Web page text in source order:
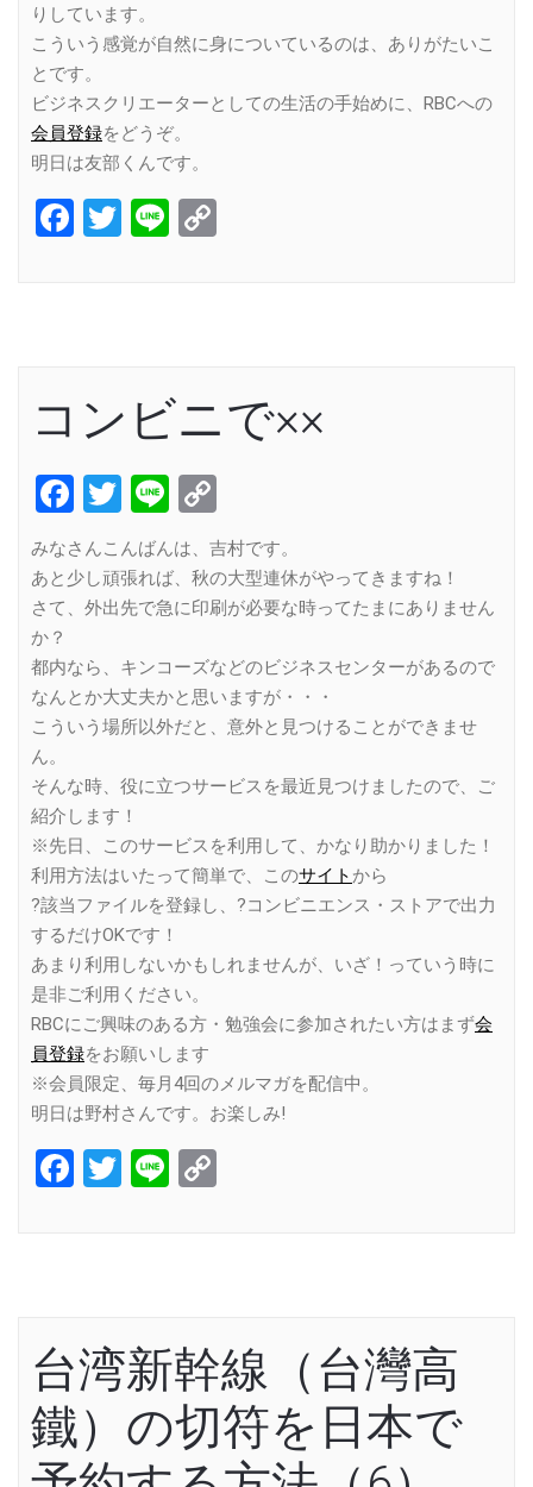
りしています。
こういう感覚が自然に身についているのは、ありがたいこ
とです。
ビジネスクリエーターとしての生活の手始めに、RBCへの
会員登録をどうぞ。
明日は友部くんです。
Facebook
Twitter
Line
コンビニで××
Facebook
Twitter
Line
Link
みなさんこんばんは、吉村です。
あと少し頑張れば、秋の大型連休がやってきますね！
さて、外出先で急に印刷が必要な時ってたまにありません
か？
都内なら、キンコーズなどのビジネスセンターがあるので
なんとか大丈夫かと思いますが・・・
こういう場所以外だと、意外と見つけることができませ
ん。
そんな時、役に立つサービスを最近見つけましたので、ご
紹介します！
※先日、このサービスを利用して、かなり助かりました！
利用方法はいたって簡単で、このサイト から
?該当ファイルを登録し、?コンビニエンス・ストアで出力
するだけOKです！
あまり利用しないかもしれませんが、いざ！っていう時に
是非ご利用ください。
RBCにご興味のある方・勉強会に参加されたい方はまず会
員登録をお願いします
※会員限定、毎月4回のメルマガを配信中。
明日は野村さんです。お楽しみ!
Facebook
Twitter
Line
台湾新幹線（台灣高
鐵）の切符を日本で